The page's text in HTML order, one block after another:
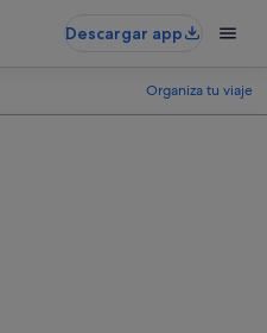
Descargar app
Organiza tu viaje